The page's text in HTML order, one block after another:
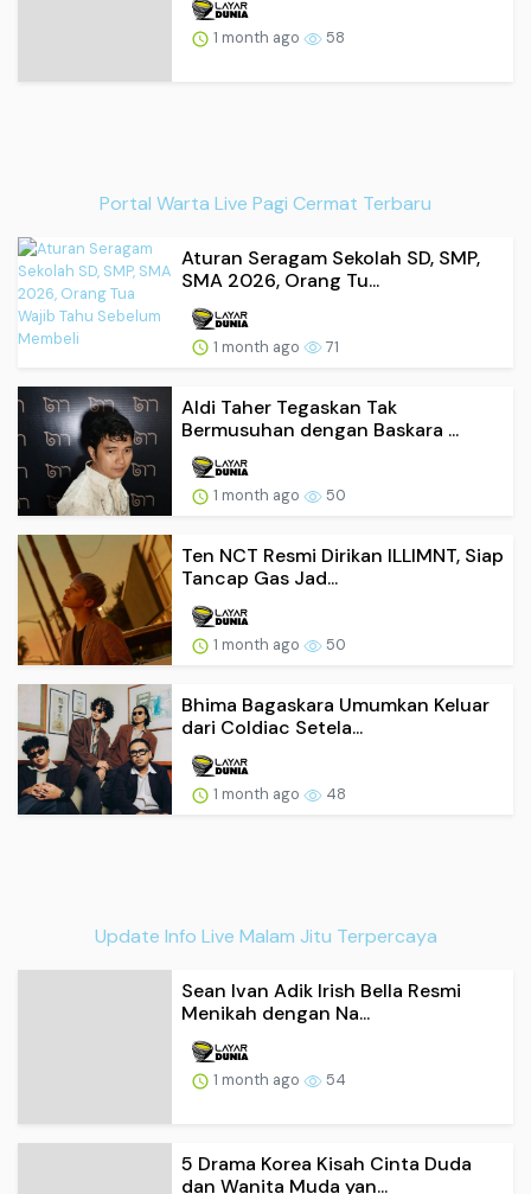
1 month ago 58
Portal Warta Live Pagi Cermat Terbaru
Aturan Seragam Sekolah SD, SMP,
SMA 2026, Orang Tu...
1 month ago 71
Aldi Taher Tegaskan Tak
Bermusuhan dengan Baskara ...
1 month ago 50
Ten NCT Resmi Dirikan ILLIMNT, Siap
Tancap Gas Jad...
1 month ago 50
Bhima Bagaskara Umumkan Keluar
dari Coldiac Setela...
1 month ago 48
Update Info Live Malam Jitu Terpercaya
Sean Ivan Adik Irish Bella Resmi
Menikah dengan Na...
1 month ago 54
5 Drama Korea Kisah Cinta Duda
dan Wanita Muda yan...